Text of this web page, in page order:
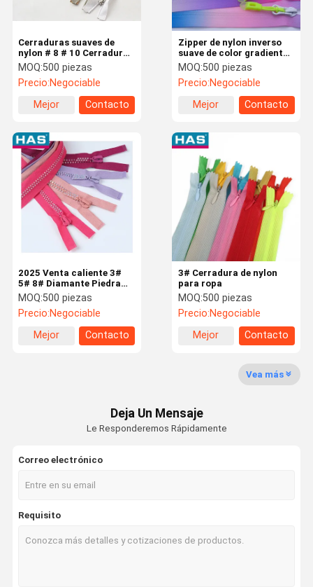
Inicio Productos VR Show
Sobre
Nosotros
Visita A La
Control De
Solicitar Una
Las demás partidas del presente anexo
Cerraduras impermeables
Capota de diamantes
Botones de metal personalizados
Zipper de nylon inverso
suave de color gradiente
zipper de tienda de
campaña de trabajo
pesado #5
MOQ:500 piezas
Precio:Negociable
Mejor
Contacto
Cerraduras suaves de
nylon # 8 # 10 Cerraduras
abiertas de uso pesado
para prendas de vestir
MOQ:500 piezas
Precio:Negociable
Mejor
Contacto
3# Cerradura de nylon
para ropa
MOQ:500 piezas
Precio:Negociable
Mejor
Contacto
2025 Venta caliente 3#
5# 8# Diamante Piedra
Dentes cierre de
cerradura de plástico
MOQ:500 piezas
Precio:Negociable
Mejor
Contacto
Vea más
Deja Un Mensaje
Le Responderemos Rápidamente
Correo electrónico
Requisito